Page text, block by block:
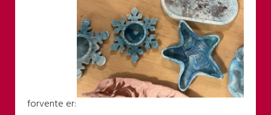
forvente er: